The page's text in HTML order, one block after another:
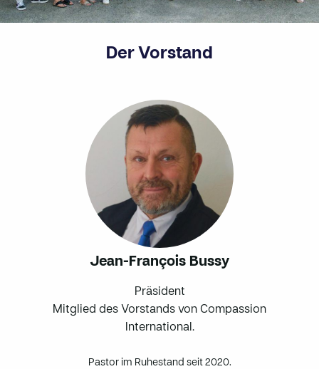
Der Vorstand
Jean-François Bussy
Präsident
Mitglied des Vorstands von Compassion
International.
Pastor im Ruhestand seit 2020.